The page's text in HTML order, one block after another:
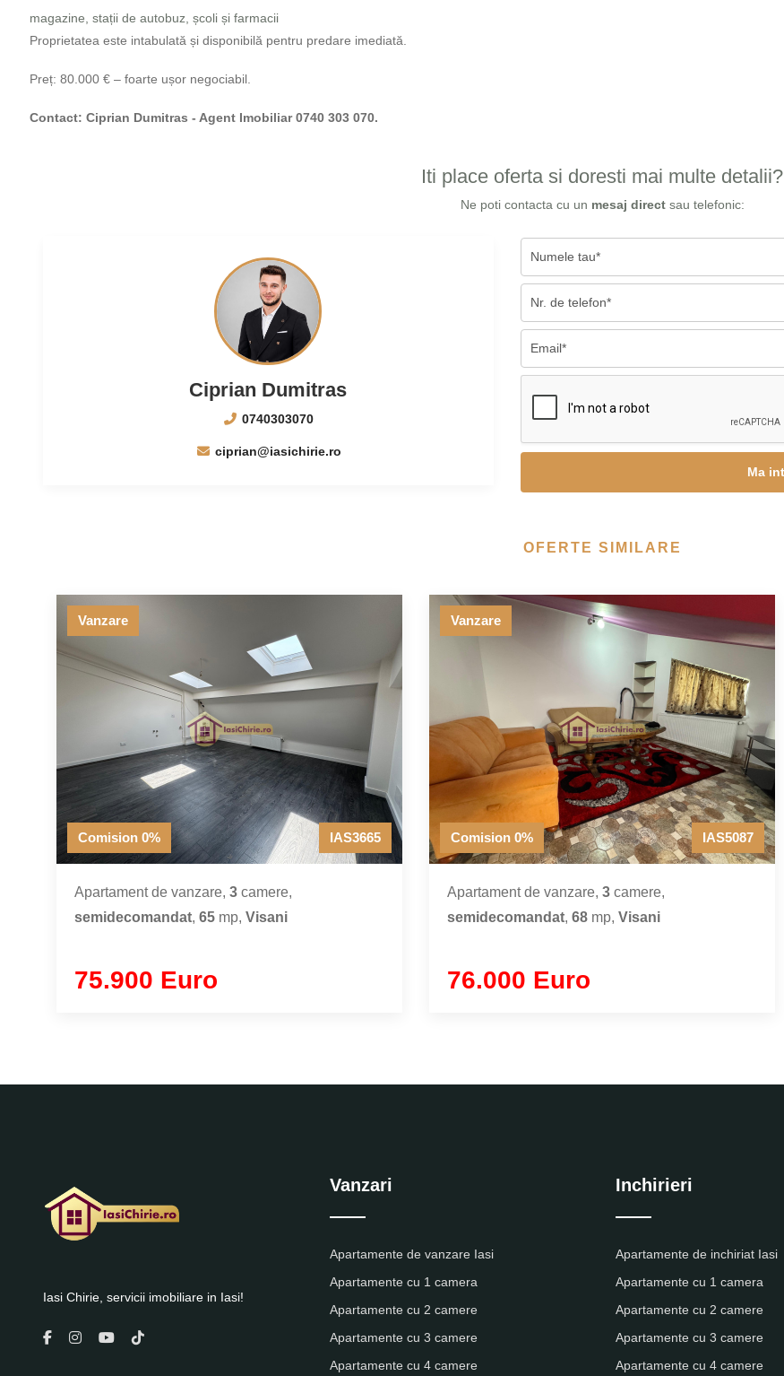
magazine, stații de autobuz, școli și farmacii
Proprietatea este intabulată și disponibilă pentru predare imediată.
Preț: 80.000 € – foarte ușor negociabil.
Contact: Ciprian Dumitras - Agent Imobiliar 0740 303 070.
Iti place oferta si doresti mai multe detalii?
Ne poti contacta cu un mesaj directsau telefonic:
Ciprian Dumitras
0740303070
ciprian@iasichirie.ro
OFERTE SIMILARE
Vanzare
IAS3665
Comision 0%
Apartament de vanzare, 3 camere,
semidecomandat, 65 mp, Visani
75.900 Euro
Vanzare
IAS5087
Comision 0%
Apartament de vanzare, 3 camere,
semidecomandat, 68 mp, Visani
76.000 Euro
Iasi Chirie, servicii imobiliare in Iasi!
Vanzari
Apartamente de vanzare Iasi
Apartamente cu 1 camera
Apartamente cu 2 camere
Apartamente cu 3 camere
Apartamente cu 4 camere
Inchirieri
Apartamente de inchiriat Iasi
Apartamente cu 1 camera
Apartamente cu 2 camere
Apartamente cu 3 camere
Apartamente cu 4 camere